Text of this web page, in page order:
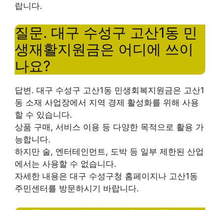
랍니다.
질문. 대구 수성구 고산1동 민
생재활지원금은 어디에 쓰이
나요?
답변. 대구 수성구 고산1동 민생회복지원금은 고산1
동 소재 사업장에서 지역 경제 활성화를 위해 사용
할 수 있습니다.
상품 구매, 서비스 이용 등 다양한 목적으로 활용 가
능합니다.
하지만 술, 엔터테인먼트, 도박 등 일부 제한된 산업
에서는 사용할 수 없습니다.
자세한 내용은 대구 수성구청 홈페이지나 고산1동
주민센터를 방문하시기 바랍니다.